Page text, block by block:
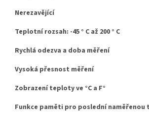
Nerezavějící
Teplotní rozsah: -45 ° C až 200 ° C
Rychlá odezva a doba měření
Vysoká přesnost měření
Zobrazení teploty ve °C a F°
Funkce paměti pro poslední